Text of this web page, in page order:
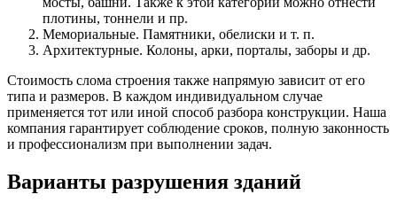
плотины, тоннели и пр.
Мемориальные. Памятники, обелиски и т. п.
Архитектурные. Колоны, арки, порталы, заборы и др.
Стоимость слома строения также напрямую зависит от его
типа и размеров. В каждом индивидуальном случае
применяется тот или иной способ разбора конструкции. Наша
компания гарантирует соблюдение сроков, полную законность
и профессионализм при выполнении задач.
Варианты разрушения зданий